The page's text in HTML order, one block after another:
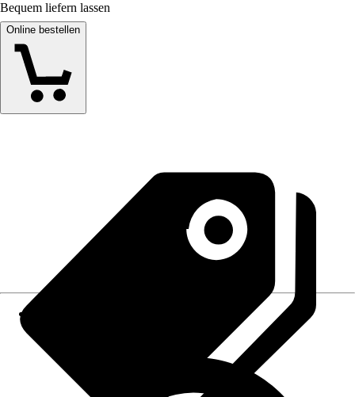
Bequem liefern lassen
Online bestellen